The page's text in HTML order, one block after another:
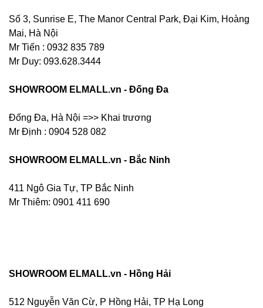
Số 3, Sunrise E, The Manor Central Park, Đại Kim, Hoàng
Mai, Hà Nội
Mr Tiến : 0932 835 789
Mr Duy: 093.628.3444
SHOWROOM ELMALL.vn - Đống Đa
Đống Đa, Hà Nội =>> Khai trương
Mr Định : 0904 528 082
SHOWROOM ELMALL.vn - Bắc Ninh
411 Ngô Gia Tự, TP Bắc Ninh
Mr Thiêm: 0901 411 690
SHOWROOM ELMALL.vn - Hồng Hải
512 Nguyễn Văn Cừ, P Hồng Hải, TP Hạ Long